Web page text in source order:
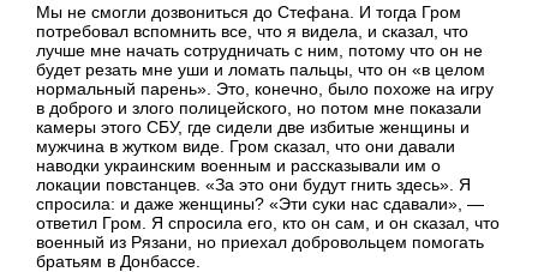
Мы не смогли дозвониться до Стефана. И тогда Гром
потребовал вспомнить все, что я видела, и сказал, что
лучше мне начать сотрудничать с ним, потому что он не
будет резать мне уши и ломать пальцы, что он «в целом
нормальный парень». Это, конечно, было похоже на игру
в доброго и злого полицейского, но потом мне показали
камеры этого СБУ, где сидели две избитые женщины и
мужчина в жутком виде. Гром сказал, что они давали
наводки украинским военным и рассказывали им о
локации повстанцев. «За это они будут гнить здесь». Я
спросила: и даже женщины? «Эти суки нас сдавали», —
ответил Гром. Я спросила его, кто он сам, и он сказал, что
военный из Рязани, но приехал добровольцем помогать
братьям в Донбассе.